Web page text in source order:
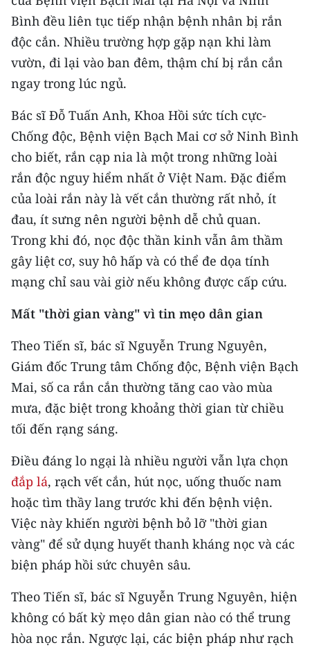
TIN MỚI
TIN ĐỊA PHƯƠNG
Trung du và miền núi phía Bắc
Đồng bằng sông Hồng
Bắc Trung Bộ
Duyên hải Nam Trung Bộ và Tây
Nguyên
Đông Nam Bộ
Đồng bằng sông Cửu Long
Chuyên trang Hà Nội
Chuyên trang TP. Hồ Chí Minh
CHUYÊN ĐỀ
CÁC CHUYÊN TRANG
THỜI NAY
NHÂN DÂN CUỐI TUẦN
NHÂN DÂN HẰNG THÁNG
ĐỌC BÁO IN
Bình đều liên tục tiếp nhận bệnh nhân bị rắn
độc cắn. Nhiều trường hợp gặp nạn khi làm
vườn, đi lại vào ban đêm, thậm chí bị rắn cắn
ngay trong lúc ngủ.
Bác sĩ Đỗ Tuấn Anh, Khoa Hồi sức tích cực-
Chống độc, Bệnh viện Bạch Mai cơ sở Ninh Bình
cho biết, rắn cạp nia là một trong những loài
rắn độc nguy hiểm nhất ở Việt Nam. Đặc điểm
của loài rắn này là vết cắn thường rất nhỏ, ít
đau, ít sưng nên người bệnh dễ chủ quan.
Trong khi đó, nọc độc thần kinh vẫn âm thầm
gây liệt cơ, suy hô hấp và có thể đe dọa tính
mạng chỉ sau vài giờ nếu không được cấp cứu.
Mất "thời gian vàng" vì tin mẹo dân gian
Theo Tiến sĩ, bác sĩ Nguyễn Trung Nguyên,
Giám đốc Trung tâm Chống độc, Bệnh viện Bạch
Mai, số ca rắn cắn thường tăng cao vào mùa
mưa, đặc biệt trong khoảng thời gian từ chiều
tối đến rạng sáng.
Điều đáng lo ngại là nhiều người vẫn lựa chọn
đắp lá, rạch vết cắn, hút nọc, uống thuốc nam
hoặc tìm thầy lang trước khi đến bệnh viện.
Việc này khiến người bệnh bỏ lỡ "thời gian
vàng" để sử dụng huyết thanh kháng nọc và các
biện pháp hồi sức chuyên sâu.
Theo Tiến sĩ, bác sĩ Nguyễn Trung Nguyên, hiện
không có bất kỳ mẹo dân gian nào có thể trung
hòa nọc rắn. Ngược lại, các biện pháp như rạch